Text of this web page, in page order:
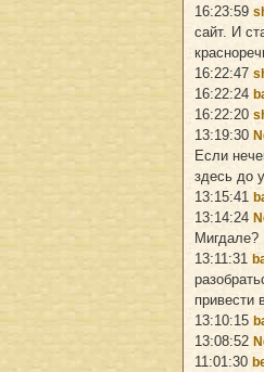
16:23:59
сайт. И
16:22:47
16:22:24
16:22:20
13:19:30
Если
здесь до
13:15:41
13:14:24
Мигдале?
13:11:31
привести
13:10:15
13:08:52
11:01:30